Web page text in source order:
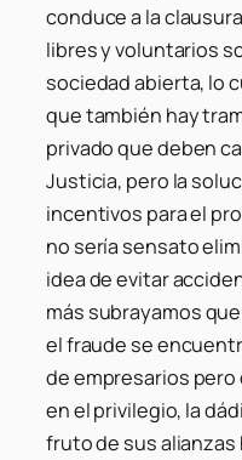
conduce a la
libres y voluntarios
sociedad abierta, lo
que también hay
privado que deben
Justicia, pero la
incentivos para el
no sería sensato
idea de evitar
más subrayamos
el fraude se
de empresarios
en el privilegio, la
fruto de sus